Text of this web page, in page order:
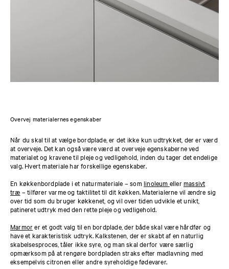
Overvej materialernes egenskaber
Når du skal til at vælge bordplade, er det ikke kun udtrykket, der er værd
at overveje. Det kan også være værd at overveje egenskaberne ved
materialet og kravene til pleje og vedligehold, inden du tager det endelige
valg. Hvert materiale har forskellige egenskaber.
En køkkenbordplade i et naturmateriale – som linoleum eller massivt
træ – tilfører varme og taktilitet til dit køkken. Materialerne vil ændre sig
over tid som du bruger køkkenet, og vil over tiden udvikle et unikt,
patineret udtryk med den rette pleje og vedligehold.
Marmorer et godt valg til en bordplade, der både skal være hårdfør og
have et karakteristisk udtryk. Kalkstenen, der er skabt af en naturlig
skabelsesproces, tåler ikke syre, og man skal derfor være særlig
opmærksom på at rengøre bordpladen straks efter madlavning med
eksempelvis citronen eller andre syreholdige fødevarer.